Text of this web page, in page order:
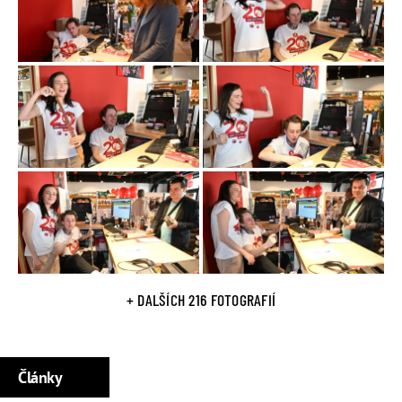
2015 ztvárnil roli Romea vmuzikále Romeo a Juliev
pražskémDivadle Hybernia, diváci jej mohli vidět také v
Divadle Broadway, kdeúčinkoval v muzikálechKocour v
botách, Muž se železnou maskou a Tři mušketýři.
Na podzim 2018 se objevil v pořaduTvoje tvář má známý
hlas 5
, téhož roku moderoval Mixxxer ShownaTV Óčkoa
hitparádu Tuty Chartsna Tuty TV.
V roce2020 byl hostempořaduExtra Host.
2021 se stal účastníkemosmé řady Tvoje tvář má známý
hlas TV Nova, v témže roce moderovalLove Island, 2022
(kvůli psychickým problémům ) odstoupil zreality show TV
školou(2022).
Osobní život
+ DALŠÍCH 216 FOTOGRAFIÍ
Články